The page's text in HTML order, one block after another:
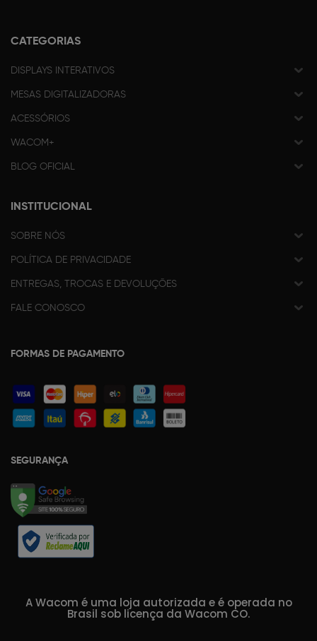
CATEGORIAS
DISPLAYS INTERATIVOS
MESAS DIGITALIZADORAS
ACESSÓRIOS
WACOM+
BLOG OFICIAL
INSTITUCIONAL
SOBRE NÓS
POLÍTICA DE PRIVACIDADE
ENTREGAS, TROCAS E DEVOLUÇÕES
FALE CONOSCO
FORMAS DE PAGAMENTO
SEGURANÇA
A Wacom é uma loja autorizada e é operada no
Brasil sob licença da Wacom CO.